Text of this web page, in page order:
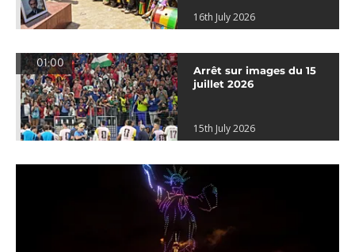
16th July 2026
01:00
Arrêt sur images du 15
juillet 2026
15th July 2026